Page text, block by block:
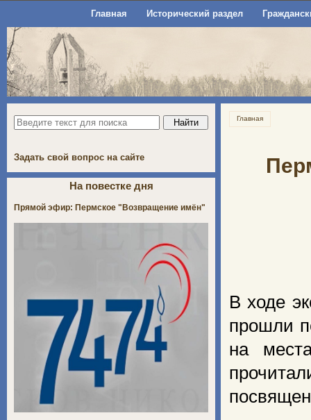
Главная Исторический раздел
Главная
В ходе
прошли
на
Задать свой вопрос на сайте
На повестке дня
Прямой эфир: Пермское "Возвращение имён"